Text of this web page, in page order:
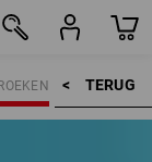
TERUG    >